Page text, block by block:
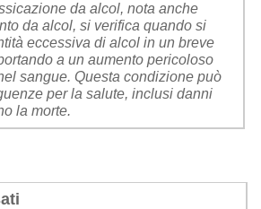
da alcol, nota anche
da alcol, si verifica quando si
eccessiva di alcol in un breve
a un aumento pericoloso
sangue. Questa condizione può
per la salute, inclusi danni
la morte.